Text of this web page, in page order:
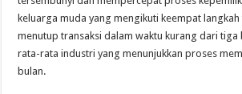
keluarga muda yang mengikuti keempat langkah
menutup transaksi dalam waktu kurang dari tiga
rata-rata industri yang menunjukkan proses
bulan.